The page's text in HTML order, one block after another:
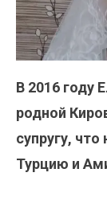
В 2016 году
родной
супругу,
Турцию и